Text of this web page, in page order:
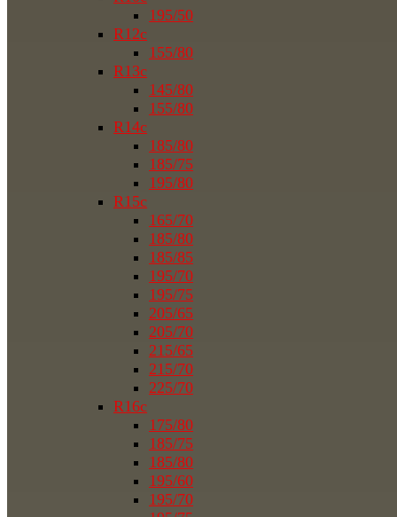
195/50
R12c
155/80
R13c
145/80
155/80
R14c
185/80
185/75
195/80
R15c
165/70
185/80
185/85
195/70
195/75
205/65
205/70
215/65
215/70
225/70
R16c
175/80
185/75
185/80
195/60
195/70